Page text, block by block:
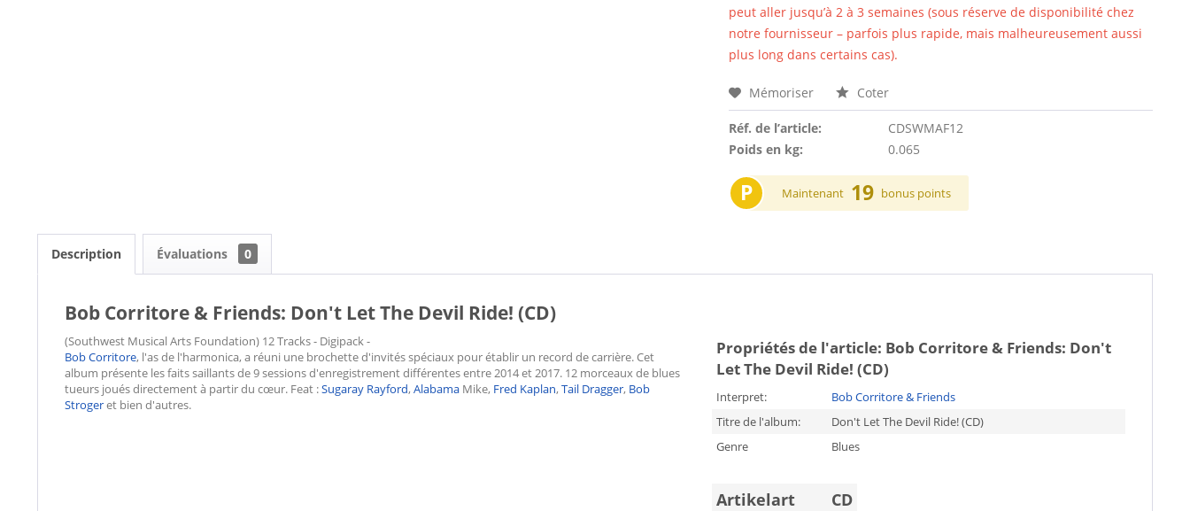
peut aller jusqu’à 2 à 3 semaines (sous réserve de disponibilité chez
notre fournisseur – parfois plus rapide, mais malheureusement aussi
plus long dans certains cas).
Mémoriser Coter
Réf. de l’article:
CDSWMAF12
Poids en kg:
0.065
P Maintenant 19 bonus points
Description Évaluations 0
Bob Corritore & Friends: Don't Let The Devil Ride! (CD)
(Southwest Musical Arts Foundation) 12 Tracks - Digipack -
Bob Corritore, l'as de l'harmonica, a réuni une brochette d'invités spéciaux pour établir un record de carrière. Cet
album présente les faits saillants de 9 sessions d'enregistrement différentes entre 2014 et 2017. 12 morceaux de blues
tueurs joués directement à partir du cœur. Feat :Sugaray Rayford,Alabama Mike, Fred Kaplan,Tail Dragger, Bob
Strogeret bien d'autres.
Propriétés de l'article: Bob Corritore & Friends: Don't
Let The Devil Ride! (CD)
Interpret:
Bob Corritore & Friends
Titre de l'album:
Don't Let The Devil Ride! (CD)
Genre
Blues
Artikelart CD